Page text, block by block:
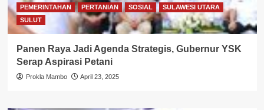
PEMERINTAHAN
PERTANIAN SOSIAL
SULAWESI UTARA
SULUT
Panen Raya Jadi Agenda Strategis, Gubernur YSK
Serap Aspirasi Petani
Prokla Mambo April 23, 2025